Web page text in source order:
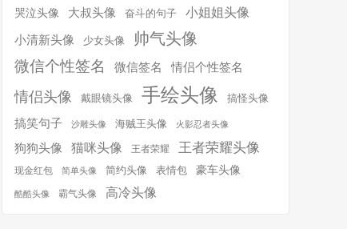
哭泣头像 大叔头像 奋斗的句子 小姐姐头像
小清新头像 少女头像 帅气头像
微信个性签名 微信签名 情侣个性签名
情侣头像 戴眼镜头像 手绘头像 搞怪头像
搞笑句子 沙雕头像 海贼王头像 火影忍者头像
狗狗头像 猫咪头像 王者荣耀 王者荣耀头像
现金红包 简单头像 简约头像 表情包 豪车头像
酷酷头像 霸气头像 高冷头像